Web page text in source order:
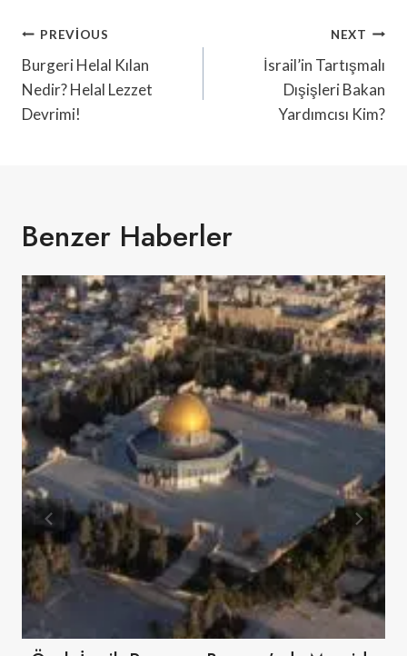
Yazı
Gezinmesi
PREVIOUS
Burgeri Helal Kılan
Nedir? Helal Lezzet
Devrimi!
NEXT
İsrail’in Tartışmalı
Dışişleri Bakan
Yardımcısı Kim?
Benzer Haberler